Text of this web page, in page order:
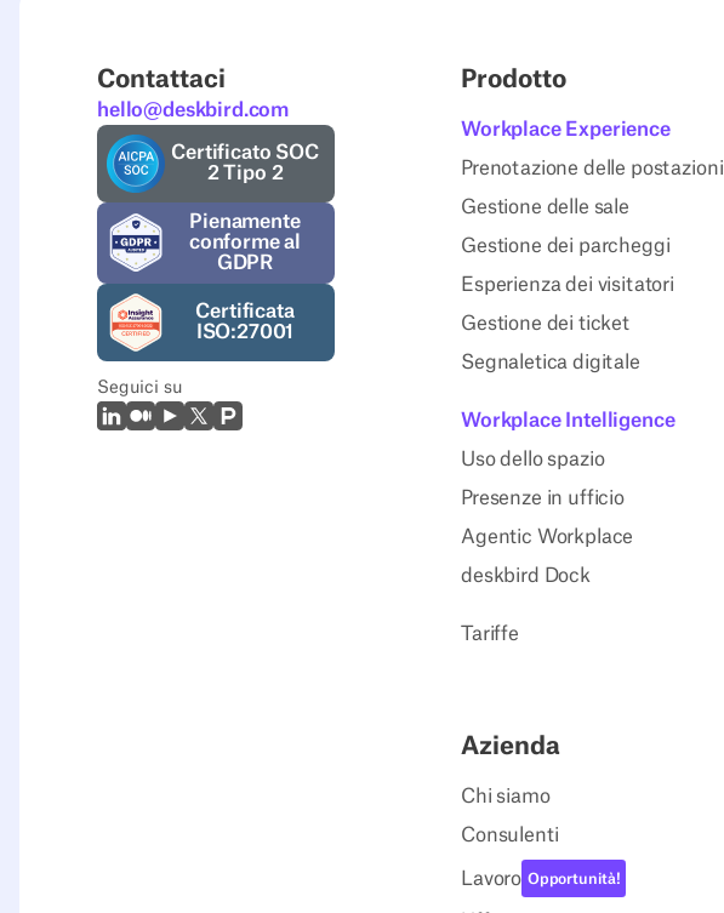
Contattaci
hello@deskbird.com
Certificato SOC
2 Tipo 2
Pienamente
conforme al
GDPR
Certificata
ISO:27001
Seguici su
LinkedIn
MedioYoutube
X (Twitter)
Prodcut Hunt
Prodotto
Workplace Experience
Prenotazione delle postazioni
Gestione delle sale
Gestione dei parcheggi
Esperienza dei visitatori
Gestione dei ticket
Segnaletica digitale
Workplace Intelligence
Uso dello spazio
Presenze in ufficio
Agentic Workplace
deskbird Dock
Tariffe
Azienda
Chi siamo
Consulenti
Lavoro Opportunità!